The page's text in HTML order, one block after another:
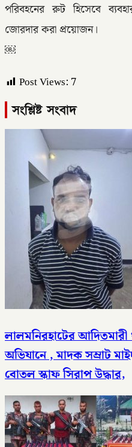
পরিবহনের রুট হিসেবে
জোরদার করা প্রয়োজন।
￼
Post Views: 7
সংশ্লিষ্ট সংবাদ
লালমনিরহাটের
অভিযানে , মাদক সম্রাট
বোতল স্কাফ সিরাপ উদ্ধার,